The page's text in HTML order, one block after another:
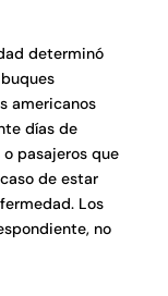
determinó
americanos
días de
pasajeros que
de estar
Los
no